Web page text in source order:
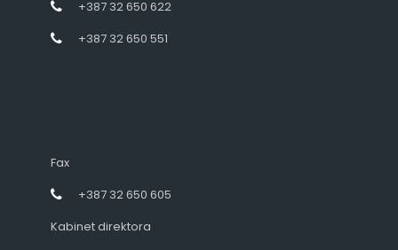
+387 32 650 622
+387 32 650 551
Fax
+387 32 650 605
Kabinet direktora